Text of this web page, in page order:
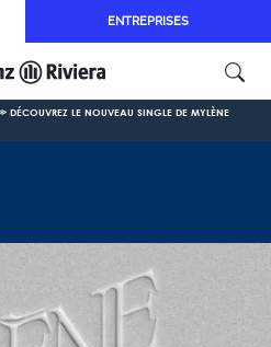
Aller au contenu principal
ENTREPRISES
DÉCOUVREZ LE NOUVEAU SINGLE DE MYLÈNE